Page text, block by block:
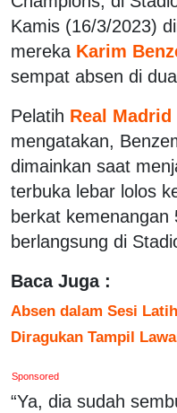
Kamis (16/3/2023)
mereka Karim
sempat absen di
Pelatih Real Madrid
mengatakan,
dimainkan saat
terbuka lebar lolos
berkat
berlangsung di
Baca Juga :
Absen dalam Sesi
Diragukan Tampil
Sponsored
“Ya, dia sudah